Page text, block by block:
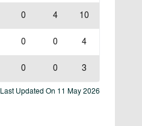
0 4 10
0 0 4
0 0 3
Last Updated On 11 May 2026